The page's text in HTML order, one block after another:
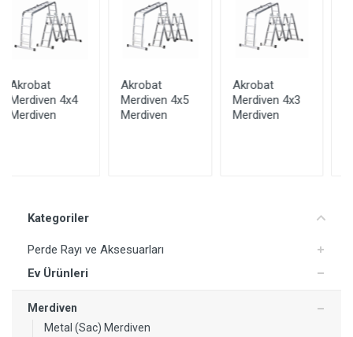
Kategoriler
Perde Rayı ve Aksesuarları
Ev Ürünleri
Merdiven
Metal (Sac) Merdiven
Akrobat
Merdiven 4x5
Merdiven
Akrobat
Merdiven 4x3
Merdiven
3.70m Çok
Amaçlı
Alüminyum